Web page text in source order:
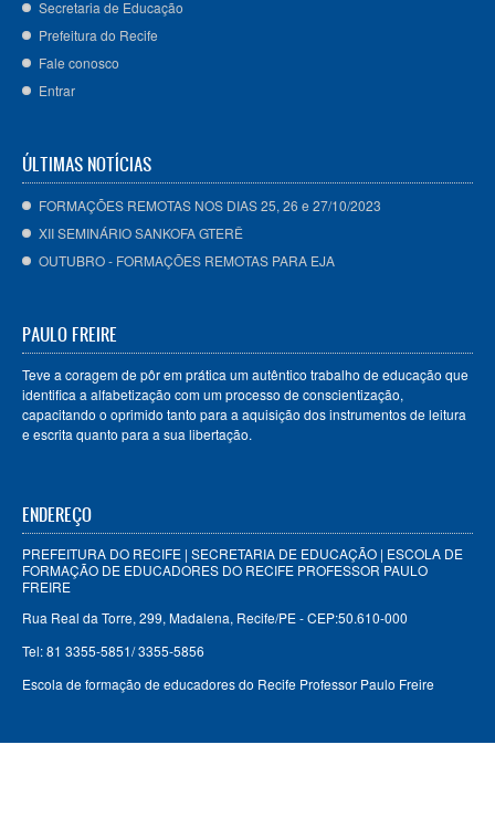
Secretaria de Educação
Prefeitura do Recife
Fale conosco
Entrar
ÚLTIMAS NOTÍCIAS
FORMAÇÕES REMOTAS NOS DIAS 25, 26 e 27/10/2023
XII SEMINÁRIO SANKOFA GTERÊ
OUTUBRO - FORMAÇÕES REMOTAS PARA EJA
PAULO FREIRE
Teve a coragem de pôr em prática um autêntico trabalho de educação que
identifica a alfabetização com um processo de conscientização,
capacitando o oprimido tanto para a aquisição dos instrumentos de leitura
e escrita quanto para a sua libertação.
ENDEREÇO
PREFEITURA DO RECIFE | SECRETARIA DE EDUCAÇÃO | ESCOLA DE
FORMAÇÃO DE EDUCADORES DO RECIFE PROFESSOR PAULO
FREIRE
Rua Real da Torre, 299, Madalena, Recife/PE - CEP:50.610-000
Tel: 81 3355-5851/ 3355-5856
Escola de formação de educadores do Recife Professor Paulo Freire